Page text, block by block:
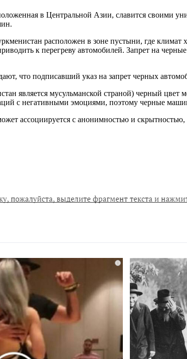
в Центральной Азии, славится своими
расположен в зоне пустыни, где климат
к перегреву автомобилей. Запрет на
что подписавший указ на запрет черных
является мусульманской страной) черный
с негативными эмоциями, поэтому черные
ассоциируется с анонимностью и
i